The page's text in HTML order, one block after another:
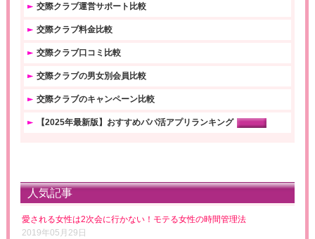
交際クラブ運営サポート比較
交際クラブ料金比較
交際クラブ口コミ比較
交際クラブの男女別会員比較
交際クラブのキャンペーン比較
【2025年最新版】おすすめパパ活アプリランキング
人気記事
愛される女性は2次会に行かない！モテる女性の時間管理法
2019年05月29日